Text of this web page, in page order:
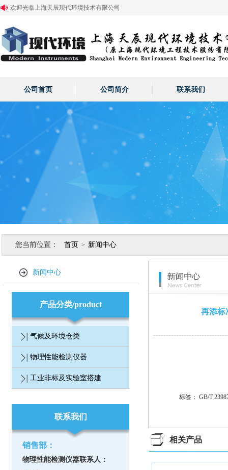
欢迎光临上海天辰现代环境技术有限公司
公司首页 公司简介 联系我们
您当前位置： 首页 > 新闻中心
新闻中心
产品分类/product
气候及环境仓类
物理性能检测仪器
工业非标及实验室搭建
联系我们
销售部：
物理性能检测仪器联系人：
再添标
标签： GB/T
相关产品